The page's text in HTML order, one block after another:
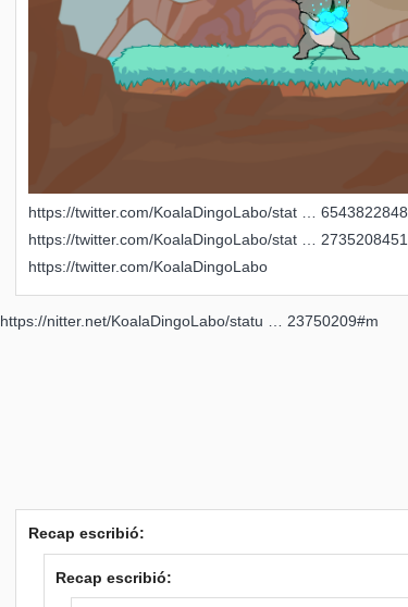
https://twitter.com/KoalaDingoLabo/stat … 6543822848
https://twitter.com/KoalaDingoLabo/stat … 2735208451
https://twitter.com/KoalaDingoLabo
https://nitter.net/KoalaDingoLabo/statu … 23750209#m
Recap escribió:
Recap escribió: